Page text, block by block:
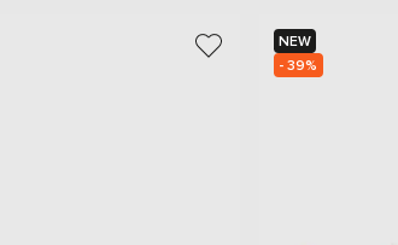
NEW
- 39%